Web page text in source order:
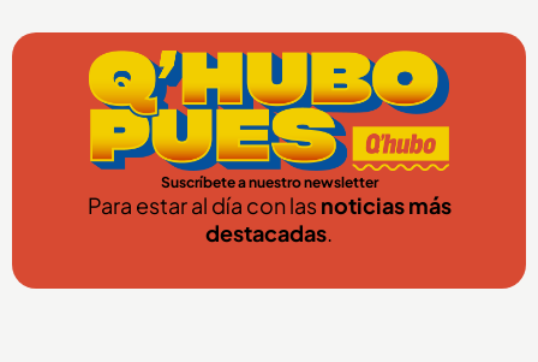
Suscríbete a nuestro newsletter
Para estar al día con lasnoticias más
destacadas